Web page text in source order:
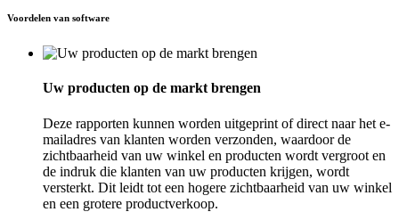
Voordelen van software
Uw producten op de markt brengen
Deze rapporten kunnen worden uitgeprint of direct naar het e-
mailadres van klanten worden verzonden, waardoor de
zichtbaarheid van uw winkel en producten wordt vergroot en
de indruk die klanten van uw producten krijgen, wordt
versterkt. Dit leidt tot een hogere zichtbaarheid van uw winkel
en een grotere productverkoop.